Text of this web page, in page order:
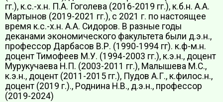
гг.), к.с.-х.н. П.А. Гоголева (2016-2019 гг.), к.б.н. А.А.
Мартынов (2019-2021 гг.), с 2021 г. по настоящее
время к.с.-х.н. А.А. Сидоров. В разные годы
деканами экономического факультета были д.э.н.,
профессор Дарбасов В.Р. (1990-1994 гг). к.ф-м.н.
доцент Тимофеев М.У. (1994-2003 гг.), к.э.н., доцент
Мурукучаева Н.П. (2003-2011 гг.), Малышева М.С.,
к.э.н., доцент (2011-2015 гг.), Пудов А.Г., к.филос.н.,
доцент (2019 г.)., Роднина Н.В., д.э.н., профессор
(2019-2024)